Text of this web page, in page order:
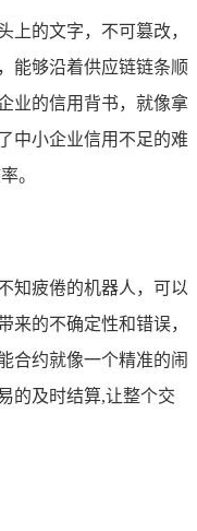
上的文字，不可篡改，
能够沿着供应链链条顺
业的信用背书，就像拿
中小企业信用不足的难
。
知疲倦的机器人，可以
来的不确定性和错误，
合约就像一个精准的闹
的及时结算,让整个交